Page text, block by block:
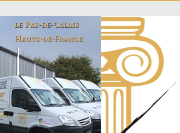
le Pas-de-Calais
Hauts-de-France